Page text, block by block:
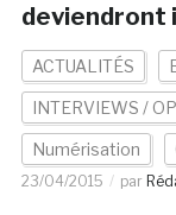
deviendront
ACTUALITÉS
INTERVIEWS /
Numérisation
23/04/2015 par